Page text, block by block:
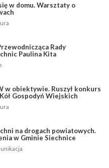
w domu. Warsztaty o
Rady
Paulina Kita
w obiektywie. Ruszył konkurs
Gospodyń Wiejskich
na drogach powiatowych.
w Gminie Siechnice